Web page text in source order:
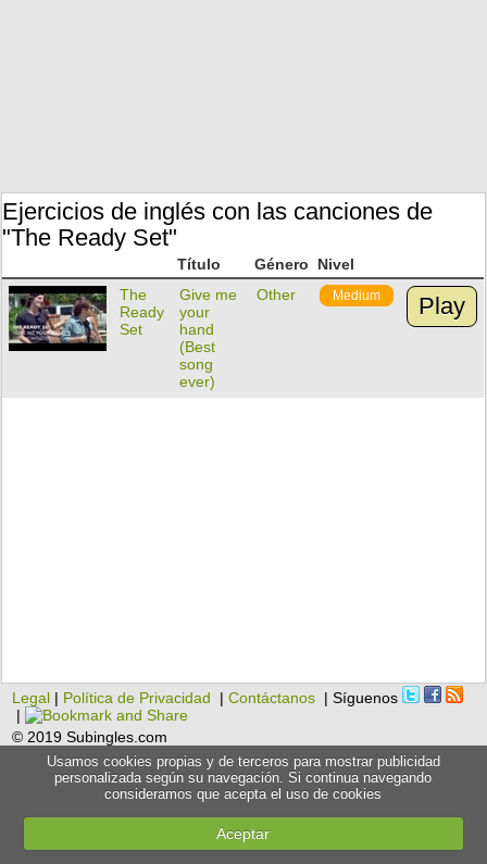
Ejercicios de inglés con las canciones de
"The Ready Set"
Título Género
Nivel
The
Ready
Set
Give me
your
hand
(Best
song
ever)
Other Medium Play
Legal | Política de Privacidad |Contáctanos | Síguenos
|
© 2019 Subingles.com
Usamos cookies propias y de terceros para mostrar publicidad
personalizada según su navegación. Si continua navegando
consideramos que acepta el uso de cookies
Aceptar